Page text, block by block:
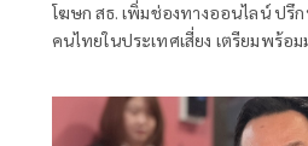
โฆษก สธ. เพิ่มช่องทางออนไลน์ ปรึ
คนไทยในประเทศเสี่ยง เตรียมพร้อม
พร้อมทั้งบุคลากร-เวชภัณฑ์